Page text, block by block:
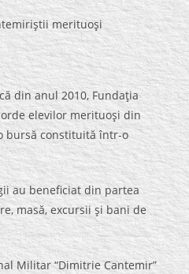
merituoşi
din anul 2010, Fundaţia
elevilor merituoşi din
bursă constituită într-o
au beneficiat din partea
masă, excursii şi bani de
Militar “Dimitrie Cantemir”